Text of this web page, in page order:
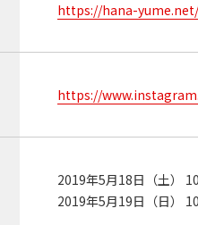
https://hana-
https://
2019年5月18日（土）
2019年5月19日（日）